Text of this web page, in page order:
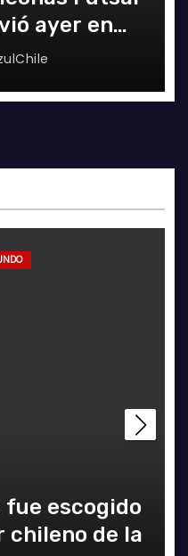
ayer en
fue escogido
chileno de la